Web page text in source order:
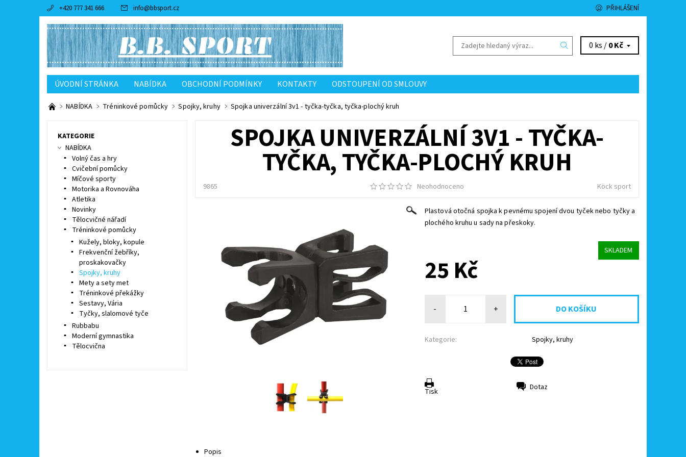
+420 777 341 666 info@bbsport.cz PŘIHLÁŠENÍ
0 ks /0 Kč
ÚVODNÍ STRÁNKA NABÍDKA OBCHODNÍ PODMÍNKY KONTAKTY ODSTOUPENÍ OD SMLOUVY
NABÍDKA Tréninkové pomůcky Spojky, kruhy Spojka univerzální 3v1 - tyčka-tyčka, tyčka-plochý kruh
SPOJKA UNIVERZÁLNÍ 3V1 - TYČKA-
TYČKA, TYČKA-PLOCHÝ KRUH
9865 Neohodnoceno Köck sport
Plastová otočná spojka k pevnému spojení dvou tyček nebo tyčky a
plochého kruhu u sady na přeskoky.
SKLADEM
25 Kč
- +
Kategorie: Spojky, kruhy
Tisk Dotaz
Popis
KATEGORIE
NABÍDKA
Volný čas a hry
Cvičební pomůcky
Míčové sporty
Motorika a Rovnováha
Atletika
Novinky
Tělocvičné nářadí
Tréninkové pomůcky
Kužely, bloky, kopule
Frekvenční žebříky,
proskakovačky
Spojky, kruhy
Mety a sety met
Tréninkové překážky
Sestavy, Vária
Tyčky, slalomové tyče
Rubbabu
Moderní gymnastika
Tělocvična